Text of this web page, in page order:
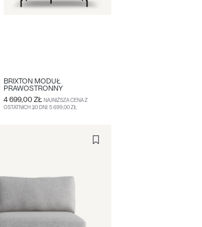
BRIXTON MODUŁ
PRAWOSTRONNY
4 699,00 ZŁ NAJNIŻSZA CENA Z
OSTATNICH 30 DNI: 5 699,00 ZŁ